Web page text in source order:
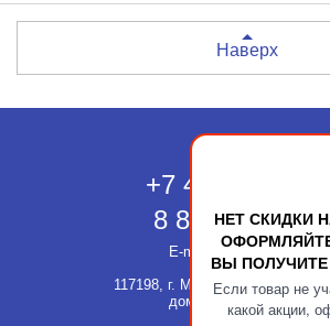
НЕТ СКИДКИ
ВЫ ПОЛУЧИТЕ
Если товар не
какой акции,
Наверх
+7 495 118-43-
8 800 511-52-
E-mail:
info@kupatika.ru
117198, г. Москва, ул.
дом 8, стр. 3, офис 311